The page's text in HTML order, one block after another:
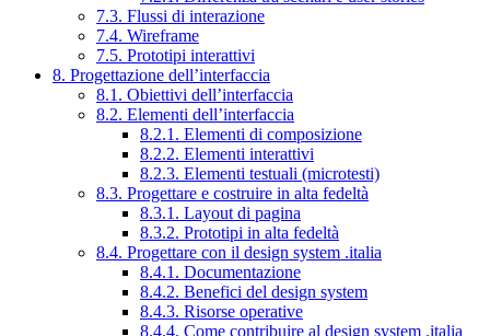
7.3. Flussi di interazione
7.4. Wireframe
7.5. Prototipi interattivi
8. Progettazione dell’interfaccia
8.1. Obiettivi dell’interfaccia
8.2. Elementi dell’interfaccia
8.2.1. Elementi di composizione
8.2.2. Elementi interattivi
8.2.3. Elementi testuali (microtesti)
8.3. Progettare e costruire in alta fedeltà
8.3.1. Layout di pagina
8.3.2. Prototipi in alta fedeltà
8.4. Progettare con il design system .italia
8.4.1. Documentazione
8.4.2. Benefici del design system
8.4.3. Risorse operative
8.4.4. Come contribuire al design system .italia